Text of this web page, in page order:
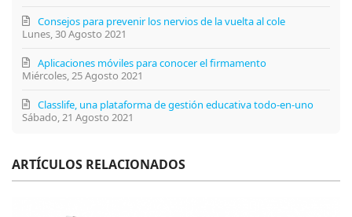
Lunes, 30 Agosto 2021
Consejos para prevenir los nervios de la vuelta al cole
Miércoles, 25 Agosto 2021
Aplicaciones móviles para conocer el firmamento
Sábado, 21 Agosto 2021
Classlife, una plataforma de gestión educativa todo-en-uno
ARTÍCULOS RELACIONADOS